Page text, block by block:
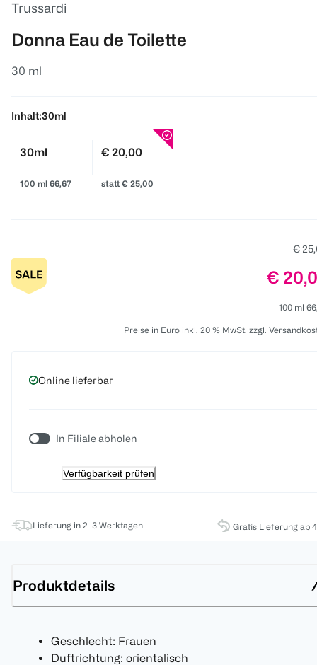
Trussardi
Donna Eau de Toilette
30 ml
Inhalt:30ml
30ml
100 ml 66,67
€ 20,00
statt € 25,00
Alter
€
Preis:
€
100 ml
Preise in Euro inkl. 20 % MwSt. zzgl.
Online lieferbar
In Filiale abholen
Verfügbarkeit prüfen
Lieferung in 2-3 Werktagen Gratis Lieferung ab
Produktdetails
Geschlecht: Frauen
Duftrichtung: orientalisch